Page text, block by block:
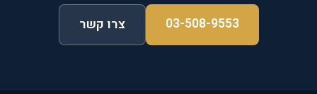
03-508-9553 צרו קשר